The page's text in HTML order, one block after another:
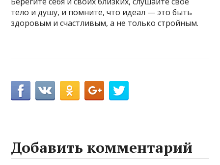
тело и душу, и помните, что идеал — это быть
здоровым и счастливым, а не только стройным.
Добавить комментарий